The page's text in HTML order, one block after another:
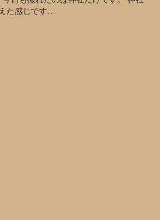
た感じです…